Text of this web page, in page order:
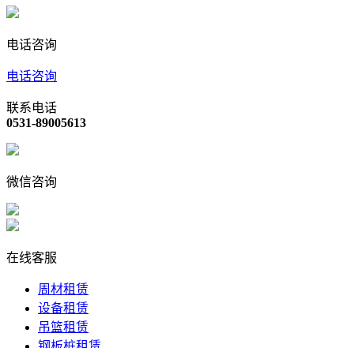
电话咨询
电话咨询
联系电话
0531-89005613
微信咨询
在线客服
周材租赁
设备租赁
吊篮租赁